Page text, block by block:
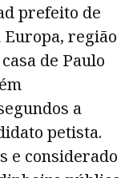
prefeito de
Europa, região
de Paulo
a
petista.
e considerado